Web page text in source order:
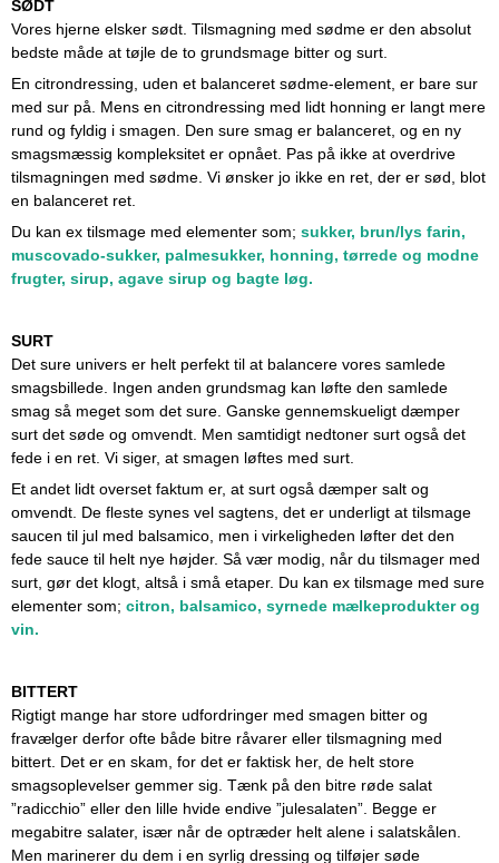
SØDT
Vores hjerne elsker sødt. Tilsmagning med sødme er den absolut
bedste måde at tøjle de to grundsmage bitter og surt.
En citrondressing, uden et balanceret sødme-element, er bare sur
med sur på. Mens en citrondressing med lidt honning er langt mere
rund og fyldig i smagen. Den sure smag er balanceret, og en ny
smagsmæssig kompleksitet er opnået. Pas på ikke at overdrive
tilsmagningen med sødme. Vi ønsker jo ikke en ret, der er sød, blot
en balanceret ret.
Du kan ex tilsmage med elementer som; sukker, brun/lys farin,
muscovado-sukker, palmesukker, honning, tørrede og modne
frugter, sirup, agave sirup og bagte løg.
SURT
Det sure univers er helt perfekt til at balancere vores samlede
smagsbillede. Ingen anden grundsmag kan løfte den samlede
smag så meget som det sure. Ganske gennemskueligt dæmper
surt det søde og omvendt. Men samtidigt nedtoner surt også det
fede i en ret. Vi siger, at smagen løftes med surt.
Et andet lidt overset faktum er, at surt også dæmper salt og
omvendt. De fleste synes vel sagtens, det er underligt at tilsmage
saucen til jul med balsamico, men i virkeligheden løfter det den
fede sauce til helt nye højder. Så vær modig, når du tilsmager med
surt, gør det klogt, altså i små etaper. Du kan ex tilsmage med sure
elementer som; citron, balsamico, syrnede mælkeprodukter og
vin.
BITTERT
Rigtigt mange har store udfordringer med smagen bitter og
fravælger derfor ofte både bitre råvarer eller tilsmagning med
bittert. Det er en skam, for det er faktisk her, de helt store
smagsoplevelser gemmer sig. Tænk på den bitre røde salat
”radicchio” eller den lille hvide endive ”julesalaten”. Begge er
megabitre salater, især når de optræder helt alene i salatskålen.
Men marinerer du dem i en syrlig dressing og tilføjer søde